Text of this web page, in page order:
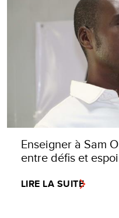
Enseigner à Sam
entre défis et
LIRE LA SUITE